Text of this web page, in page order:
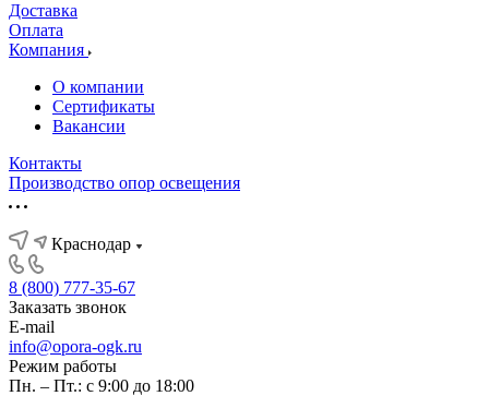
Доставка
Оплата
Компания
О компании
Сертификаты
Вакансии
Контакты
Производство опор освещения
Краснодар
8 (800) 777-35-67
Заказать звонок
E-mail
info@opora-ogk.ru
Режим работы
Пн. – Пт.: с 9:00 до 18:00